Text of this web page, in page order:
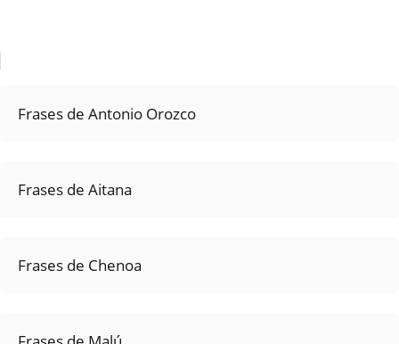
Frases de Antonio Orozco
Frases de Aitana
Frases de Chenoa